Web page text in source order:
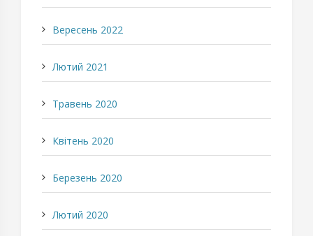
Вересень 2022
Лютий 2021
Травень 2020
Квітень 2020
Березень 2020
Лютий 2020